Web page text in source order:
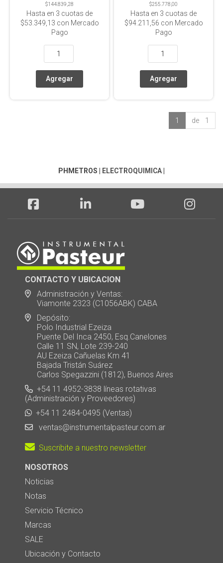
$144.839,28
Hasta en 3 cuotas de
$53.349,13 con Mercado
Pago
$255.778,00
Hasta en 3 cuotas de
$94.211,56 con Mercado
Pago
1 de 1
PHMETROS ELECTROQUIMICA
CONTACTO Y UBICACION
Administración y Ventas:
Viamonte 2323 (C1056ABK) CABA
Depósito:
Polo Industrial Ezeiza
Puente Del Inca 2450, Esq.Canelones
Calle 11 SN, Lote 239-240
AU Ezeiza Cañuelas Km 41
Bajada Tristán Suárez
Carlos Spegazzini (1812), Buenos Aires
+54 11 4952-3838 líneas rotativas
(Administración y Proveedores)
+54 11 2484-0495 (Ventas)
ventas@instrumentalpasteur.com.ar
Suscribite a nuestro newsletter
NOSOTROS
Noticias
Notas
Servicio Técnico
Marcas
SALE
Ubicación y Contacto